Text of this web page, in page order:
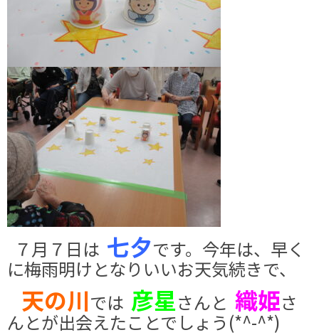
７月７日は 七夕です。今年は、早く
に梅雨明けとなりいいお天気続きで、
天の川では 彦星さんと 織姫さ
んとが出会えたことでしょう(*^-^*)